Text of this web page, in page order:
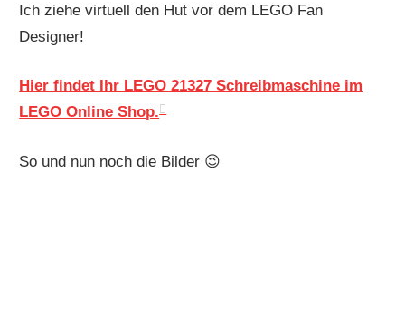
Ich ziehe virtuell den Hut vor dem LEGO Fan
Designer!
Hier findet Ihr LEGO 21327 Schreibmaschine im
LEGO Online Shop.
So und nun noch die Bilder 😉